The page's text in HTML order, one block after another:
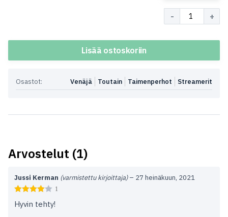
Lisää ostoskoriin
Osastot: Streamerit
Taimenperhot
Toutain
Venäjä
Arvostelut (1)
1
Jussi Kerman (varmistettu kirjoittaja) – 27 heinäkuun, 2021
Hyvin tehty!